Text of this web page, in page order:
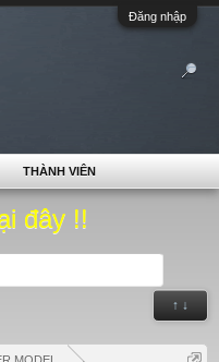
Đăng nhập
đây !!
↑ ↓
THÀNH VIÊN